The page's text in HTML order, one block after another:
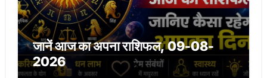
जानें आज का अपना राशिफल, 09-08-
2026